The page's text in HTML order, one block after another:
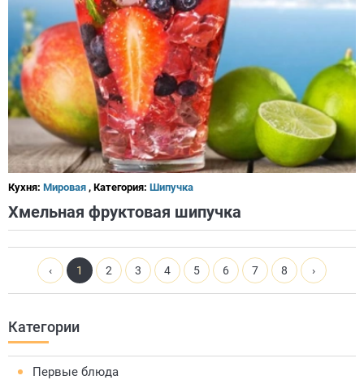
Кухня: Мировая , Категория: Шипучка
Хмельная фруктовая шипучка
‹ 1 2 3 4 5 6 7 8 ›
Категории
Первые блюда